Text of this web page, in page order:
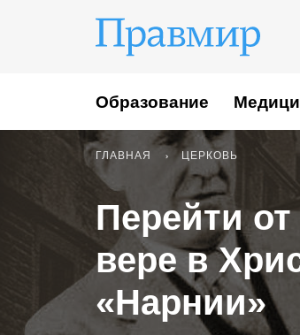
Образование
ГЛАВНАЯ ЦЕРКОВЬ
Перейти
вере в
«Нарнии»